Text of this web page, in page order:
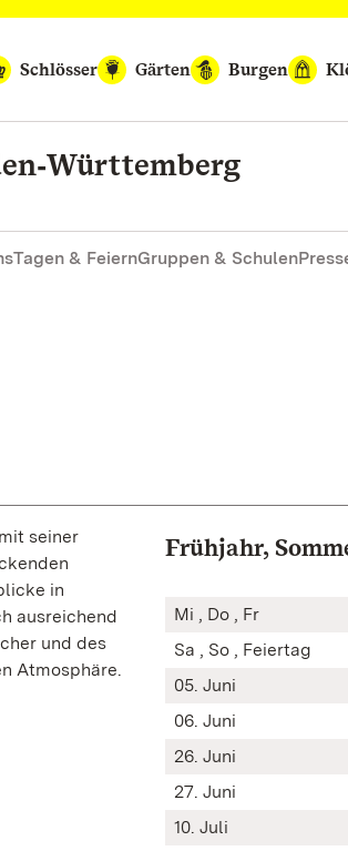
Schlösser
Gärten Burgen
Tagen & FeiernGruppen & Schulen
seiner
in
ausreichend
und des
Atmosphäre.
Frühjahr,
Mi , Do , Fr
Sa , So , Feiertag
05. Juni
06. Juni
26. Juni
27. Juni
10. Juli